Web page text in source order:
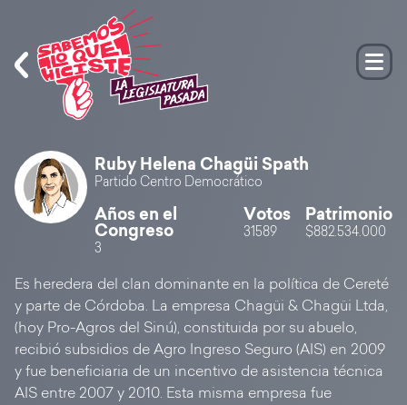
Ruby Helena Chagüi Spath
Partido Centro Democrático
Años en el
Congreso
3
Votos
31589
Patrimonio
$882.534.000
Es heredera del clan dominante en la política de Cereté
y parte de Córdoba. La empresa Chagüi & Chagüi Ltda,
(hoy Pro-Agros del Sinú), constituida por su abuelo,
recibió subsidios de Agro Ingreso Seguro (AIS) en 2009
y fue beneficiaria de un incentivo de asistencia técnica
AIS entre 2007 y 2010. Esta misma empresa fue